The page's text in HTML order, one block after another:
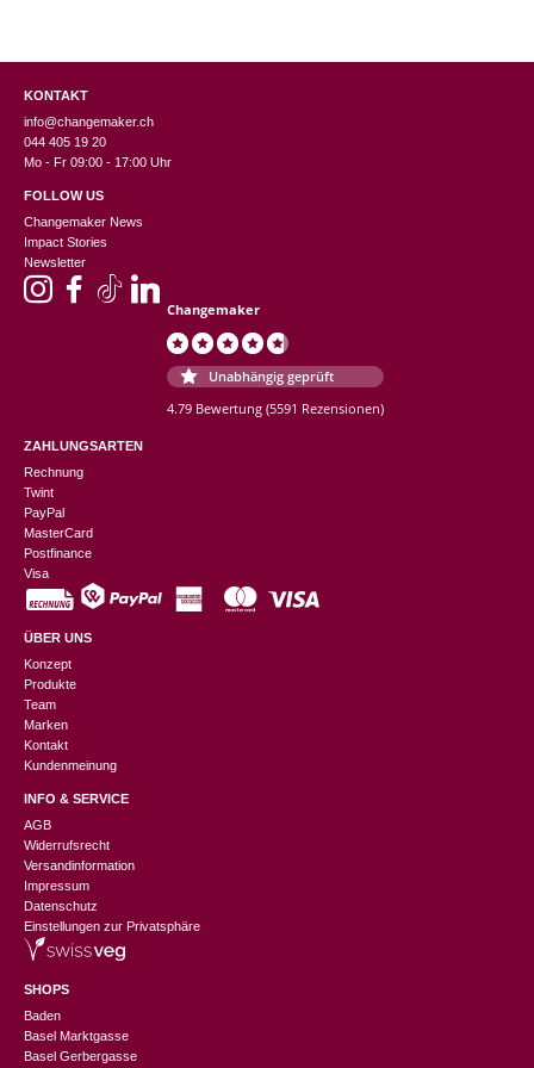
KONTAKT
info@changemaker.ch
044 405 19 20
Mo - Fr 09:00 - 17:00 Uhr
FOLLOW US
Changemaker News
Impact Stories
Newsletter
Changemaker
Unabhängig geprüft
4.79 Bewertung (5591 Rezensionen)
ZAHLUNGSARTEN
Rechnung
Twint
PayPal
MasterCard
Postfinance
Visa
ÜBER UNS
Konzept
Produkte
Team
Marken
Kontakt
Kundenmeinung
INFO & SERVICE
AGB
Widerrufsrecht
Versandinformation
Impressum
Datenschutz
Einstellungen zur Privatsphäre
SHOPS
Baden
Basel Marktgasse
Basel Gerbergasse